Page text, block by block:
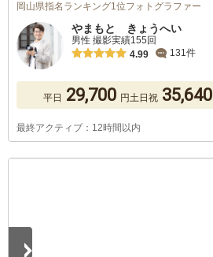
岡山県指名ランキング1位フォトグラファー
やまもと きょうへい
男性 撮影実績155回
4.99
131件
平日 29,700 円土日祝 35,640
最終アクティブ：12時間以内